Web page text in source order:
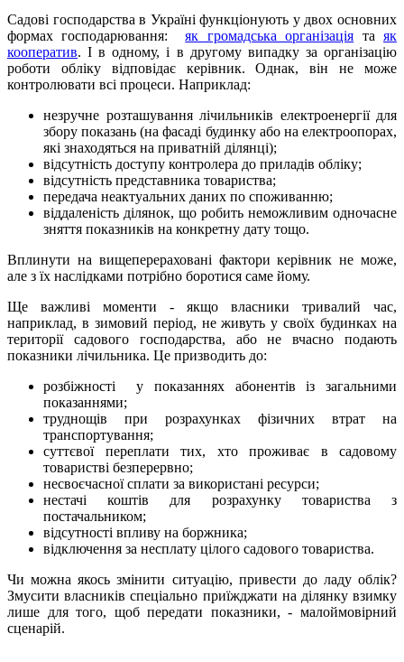
Садові господарства в Україні функціонують у двох основних
формах господарювання:як громадська організація таяк
кооператив. І в одному, і в другому випадку за організацію
роботи обліку відповідає керівник. Однак, він не може
контролювати всі процеси. Наприклад:
незручне розташування лічильників електроенергії для
збору показань (на фасаді будинку або на електроопорах,
які знаходяться на приватній ділянці);
відсутність доступу контролера до приладів обліку;
відсутність представника товариства;
передача неактуальних даних по споживанню;
віддаленість ділянок, що робить неможливим одночасне
зняття показників на конкретну дату тощо.
Вплинути на вищеперераховані фактори керівник не може,
але з їх наслідками потрібно боротися саме йому.
Ще важливі моменти - якщо власники тривалий час,
наприклад, в зимовий період, не живуть у своїх будинках на
території садового господарства, або не вчасно подають
показники лічильника. Це призводить до:
розбіжності у показаннях абонентів із загальними
показаннями;
труднощів при розрахунках фізичних втрат на
транспортування;
суттєвої переплати тих, хто проживає в садовому
товаристві безперервно;
несвоєчасної сплати за використані ресурси;
нестачі коштів для розрахунку товариства з
постачальником;
відсутності впливу на боржника;
відключення за несплату цілого садового товариства.
Чи можна якось змінити ситуацію, привести до ладу облік?
Змусити власників спеціально приїжджати на ділянку взимку
лише для того, щоб передати показники, - малоймовірний
сценарій.